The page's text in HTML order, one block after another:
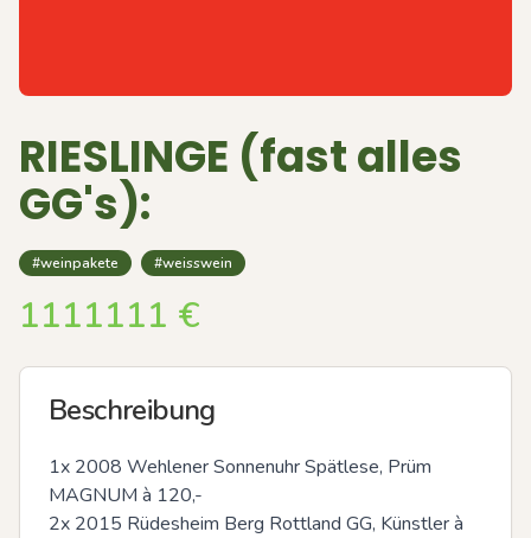
RIESLINGE (fast alles
GG's):
#weinpakete #weisswein
1111111 €
Beschreibung
1x 2008 Wehlener Sonnenuhr Spätlese, Prüm
MAGNUM à 120,-
2x 2015 Rüdesheim Berg Rottland GG, Künstler à